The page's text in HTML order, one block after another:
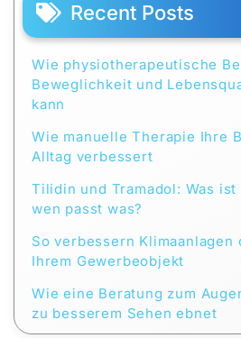
Recent Posts
Wie physiotherapeutische
Beweglichkeit und
kann
Wie manuelle Therapie Ihre
Alltag verbessert
Tilidin und Tramadol: Was
wen passt was?
So verbessern
Ihrem Gewerbeobjekt
Wie eine Beratung zum
zu besserem Sehen ebnet